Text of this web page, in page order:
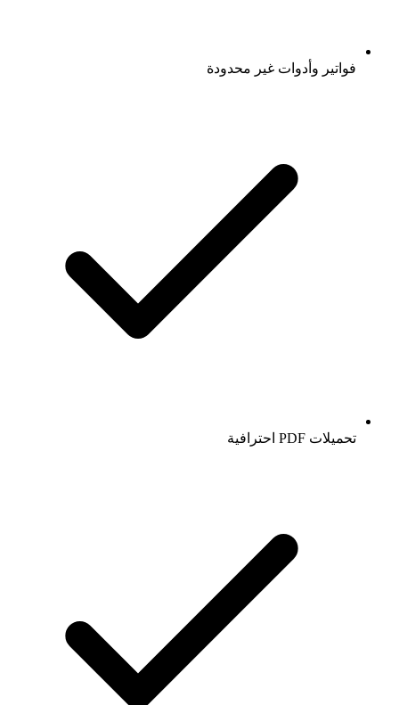
فواتير وأدوات غير محدودة
تحميلات PDF احترافية